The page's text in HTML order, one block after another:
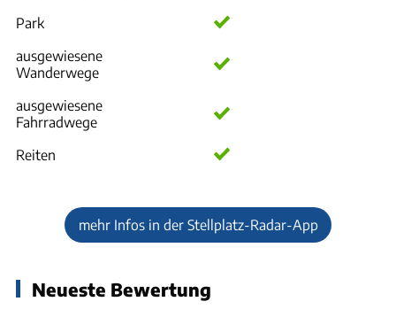
Park
ausgewiesene
Wanderwege
ausgewiesene
Fahrradwege
Reiten
mehr Infos in der Stellplatz-Radar-App
Neueste Bewertung